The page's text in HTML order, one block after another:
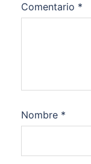
Comentario *
Nombre *